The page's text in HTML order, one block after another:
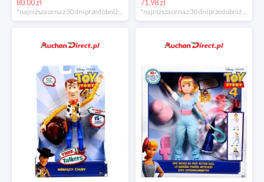
80.00 zł
*najniższa cena z 30 dni przed obniżką
71.98 zł
*najniższa cena z 30 dni przed obniżką